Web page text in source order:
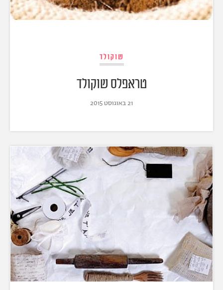
שוקולד
טראפלס שוקולד
21 באוגוסט 2015